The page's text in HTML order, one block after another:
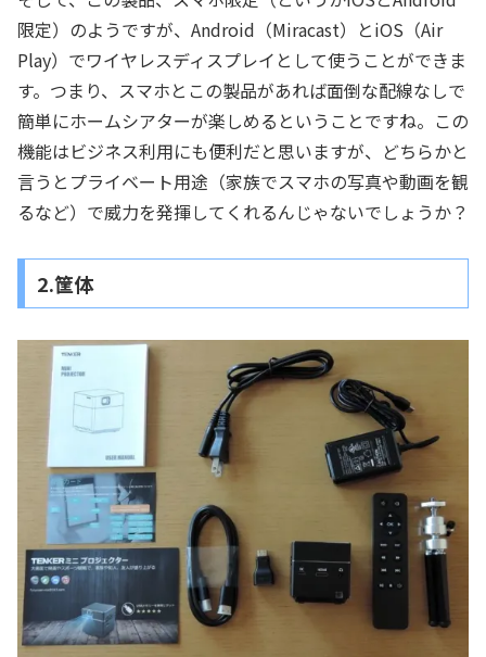
限定）のようですが、Android（Miracast）とiOS（Air
Play）でワイヤレスディスプレイとして使うことができま
す。つまり、スマホとこの製品があれば面倒な配線なしで
簡単にホームシアターが楽しめるということですね。この
機能はビジネス利用にも便利だと思いますが、どちらかと
言うとプライベート用途（家族でスマホの写真や動画を観
るなど）で威力を発揮してくれるんじゃないでしょうか？
2.筐体